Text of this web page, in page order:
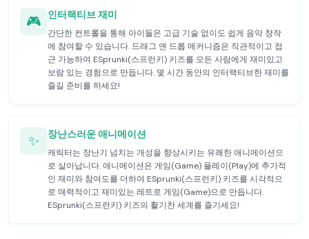
🎮 인터랙티브 재미
간단한 컨트롤을 통해 아이들은 고급 기술 없이도 쉽게 음악 창작
에 참여할 수 있습니다. 드래그 앤 드롭 메커니즘은 직관적이고 접
근 가능하여 ESprunki(스프런키) 키즈를 모든 사람에게 재미있고
보람 있는 경험으로 만듭니다. 몇 시간 동안의 인터랙티브한 재미를
즐길 준비를 하세요!
✨ 장난스러운 애니메이션
캐릭터는 장난기 넘치는 개성을 향상시키는 유쾌한 애니메이션으
로 살아납니다. 애니메이션은 게임(Game) 플레이(Play)에 추가적
인 재미와 참여도를 더하여 ESprunki(스프런키) 키즈를 시각적으
로 매력적이고 재미있는 레트로 게임(Game)으로 만듭니다.
ESprunki(스프런키) 키즈의 활기찬 세계를 즐기세요!